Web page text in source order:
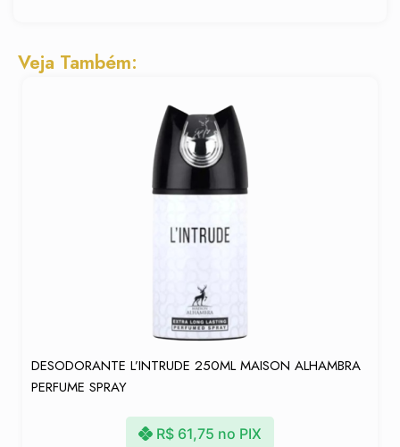
Veja Também:
DESODORANTE L’INTRUDE 250ML MAISON ALHAMBRA
PERFUME SPRAY
R$ 61,75 no PIX